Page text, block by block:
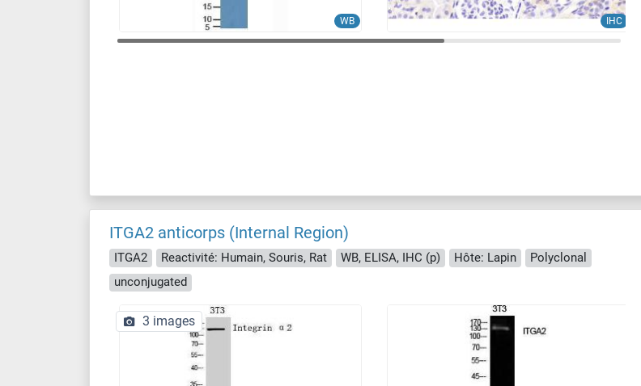
WB IHC
ITGA2 anticorps (Internal Region)
ITGA2 Reactivité: Humain, Souris, Rat WB, ELISA, IHC (p) Hôte: Lapin
Polyclonal
unconjugated
3 images